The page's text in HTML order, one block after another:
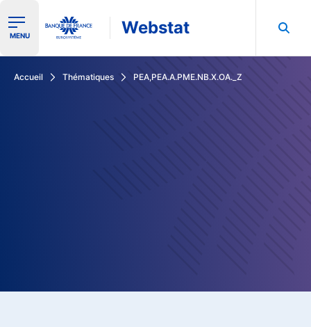
Ouvrir le menu de navigation
MENU Webstat
Accueil Thématiques PEA,PEA.A.PME.NB.X.OA._Z